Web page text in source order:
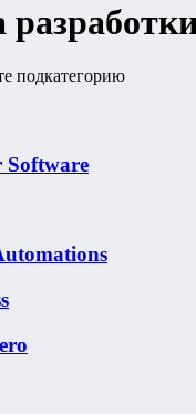
подкатегорию
Software